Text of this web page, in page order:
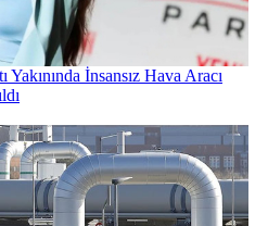
İnsansız Hava Aracı